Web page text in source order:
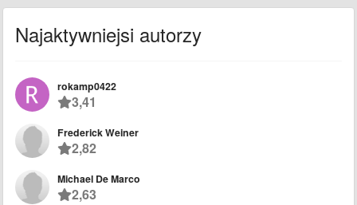
Najaktywniejsi autorzy
rokamp0422
3,41
Frederick Weiner
2,82
Michael De Marco
2,63